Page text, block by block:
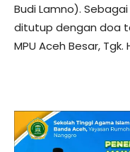
Budi Lamno).
ditutup dengan doa
MPU Aceh Besar,